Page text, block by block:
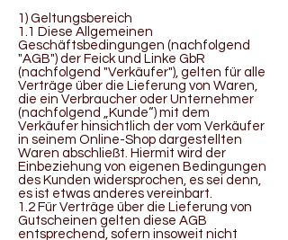
1) Geltungsbereich
1.1 Diese Allgemeinen
Geschäftsbedingungen (nachfolgend
"AGB") der Feick und Linke GbR
(nachfolgend "Verkäufer"), gelten für alle
Verträge über die Lieferung von Waren,
die ein Verbraucher oder Unternehmer
(nachfolgend „Kunde“) mit dem
Verkäufer hinsichtlich der vom Verkäufer
in seinem Online-Shop dargestellten
Waren abschließt. Hiermit wird der
Einbeziehung von eigenen Bedingungen
des Kunden widersprochen, es sei denn,
es ist etwas anderes vereinbart.
1.2 Für Verträge über die Lieferung von
Gutscheinen gelten diese AGB
entsprechend, sofern insoweit nicht